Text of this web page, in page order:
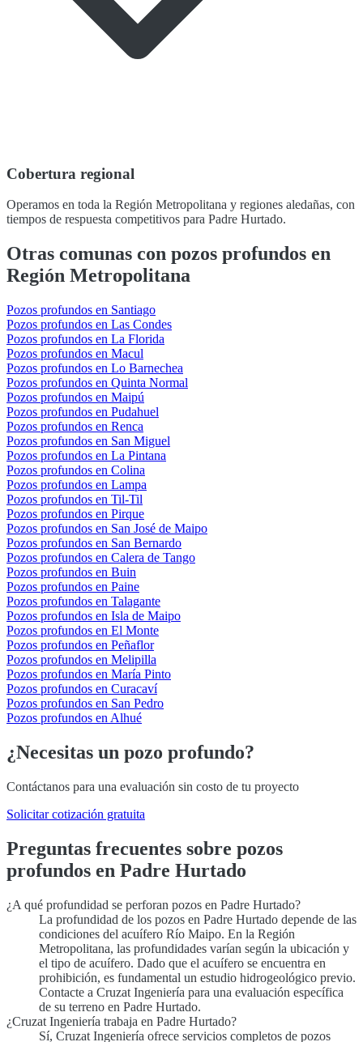
Cobertura regional
Operamos en toda la Región Metropolitana y regiones aledañas, con
tiempos de respuesta competitivos para Padre Hurtado.
Otras comunas con pozos profundos en
Región Metropolitana
Pozos profundos en Santiago
Pozos profundos en Las Condes
Pozos profundos en La Florida
Pozos profundos en Macul
Pozos profundos en Lo Barnechea
Pozos profundos en Quinta Normal
Pozos profundos en Maipú
Pozos profundos en Pudahuel
Pozos profundos en Renca
Pozos profundos en San Miguel
Pozos profundos en La Pintana
Pozos profundos en Colina
Pozos profundos en Lampa
Pozos profundos en Til-Til
Pozos profundos en Pirque
Pozos profundos en San José de Maipo
Pozos profundos en San Bernardo
Pozos profundos en Calera de Tango
Pozos profundos en Buin
Pozos profundos en Paine
Pozos profundos en Talagante
Pozos profundos en Isla de Maipo
Pozos profundos en El Monte
Pozos profundos en Peñaflor
Pozos profundos en Melipilla
Pozos profundos en María Pinto
Pozos profundos en Curacaví
Pozos profundos en San Pedro
Pozos profundos en Alhué
¿Necesitas un pozo profundo?
Contáctanos para una evaluación sin costo de tu proyecto
Solicitar cotización gratuita
Preguntas frecuentes sobre pozos
profundos en Padre Hurtado
¿A qué profundidad se perforan pozos en Padre Hurtado?
La profundidad de los pozos en Padre Hurtado depende de las
condiciones del acuífero Río Maipo. En la Región
Metropolitana, las profundidades varían según la ubicación y
el tipo de acuífero. Dado que el acuífero se encuentra en
prohibición, es fundamental un estudio hidrogeológico previo.
Contacte a Cruzat Ingeniería para una evaluación específica
de su terreno en Padre Hurtado.
¿Cruzat Ingeniería trabaja en Padre Hurtado?
Sí, Cruzat Ingeniería ofrece servicios completos de pozos